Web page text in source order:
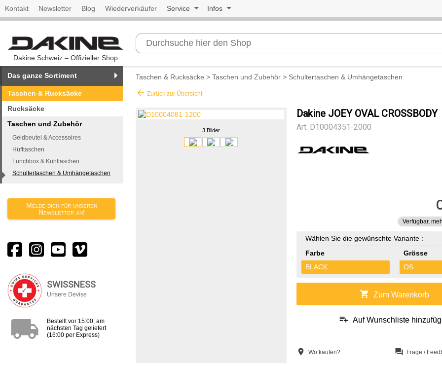
Kontakt Newsletter Blog Wiederverkäufer Service Infos
Dakine Schweiz – Offizieller Shop
Das ganze Sortiment
Taschen & Rucksäcke
Rucksäcke
Taschen und Zubehör
Geldbeutel & Accessoires
Hüfttaschen
Lunchbox & Kühltaschen
Schultertaschen & Umhängetaschen
Melde dich für unseren
Newsletter an!
SWISSNESS
Unsere Devise
local_shipping
Bestellt vor 15:00, am
nächsten Tag geliefert
(16:00 per Express)
Taschen & Rucksäcke > Taschen und Zubehör > Schultertaschen & Umhängetaschen
arrow_back Zurück zur Übersicht
3 Bilder
Dakine JOEY OVAL CROSSBODY
Art. D10004351-2000
Verfügbar,
Wählen Sie die gewünschte Variante :
Farbe
BLACK
Grösse
OS
shopping_cart Zum Warenkorb
playlist_add Auf Wunschliste
location_on Wo kaufen? question_answer Frage /